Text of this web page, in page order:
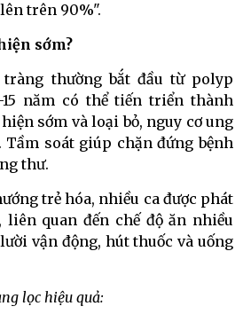
trên 90%".
sớm?
thường bắt đầu từ polyp
năm có thể tiến triển thành
sớm và loại bỏ, nguy cơ ung
soát giúp chặn đứng bệnh
thư.
trẻ hóa, nhiều ca được phát
quan đến chế độ ăn nhiều
vận động, hút thuốc và uống
lọc hiệu quả: